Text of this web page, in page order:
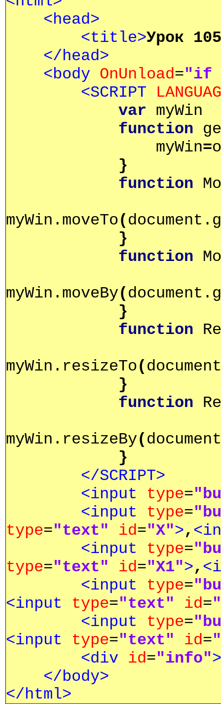
<head>
<title>Урок
</head>
<body OnUnload="if
<SCRIPT
var myWin
function
myWin=
}
function
myWin.moveTo(
}
function
myWin.moveBy(
}
function
myWin.resizeTo(
}
function
myWin.resizeBy(
}
</SCRIPT>
<input
type=
<input
type=
type="text" id="X">,
<input
type=
type="text" id="X1">,
<input
type=
<input
type="text" id=
<input
type=
<input
type="text" id=
<div id="info"
</body>
</html>